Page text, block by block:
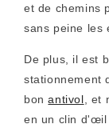
et de chemins
sans peine les
De plus, il est
stationnement
bonantivol ,
en un clin d'œil